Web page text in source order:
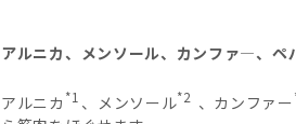
アルニカ、メンソール、カンファ―、ペ
アルニカ *1 、メンソール*2 、カンファー